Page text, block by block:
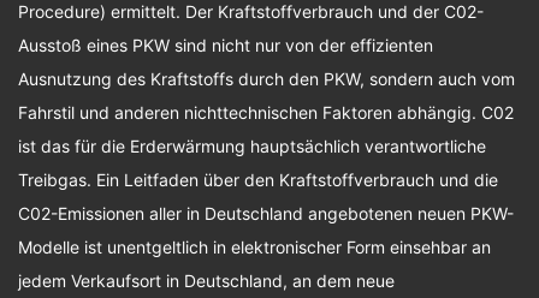
Procedure) ermittelt. Der Kraftstoffverbrauch und der C02-
Ausstoß eines PKW sind nicht nur von der effizienten
Ausnutzung des Kraftstoffs durch den PKW, sondern auch vom
Fahrstil und anderen nichttechnischen Faktoren abhängig. C02
ist das für die Erderwärmung hauptsächlich verantwortliche
Treibgas. Ein Leitfaden über den Kraftstoffverbrauch und die
C02-Emissionen aller in Deutschland angebotenen neuen PKW-
Modelle ist unentgeltlich in elektronischer Form einsehbar an
jedem Verkaufsort in Deutschland, an dem neue